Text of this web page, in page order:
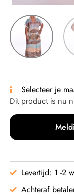
Selecteer je
Dit product is nu
Levertijd: 1 -2
Achteraf